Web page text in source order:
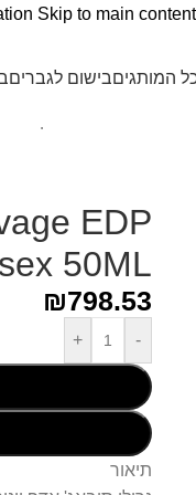
Skip to main content
המותגיםבישום לגברים
EDP
50ML
₪798.53
-
+
תיאור